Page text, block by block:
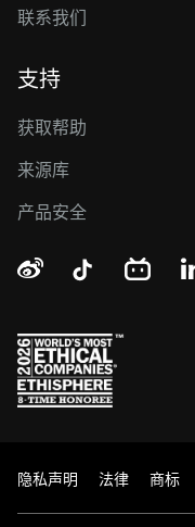
联系我们
支持
获取帮助
来源库
产品安全
隐私声明 法律 商标